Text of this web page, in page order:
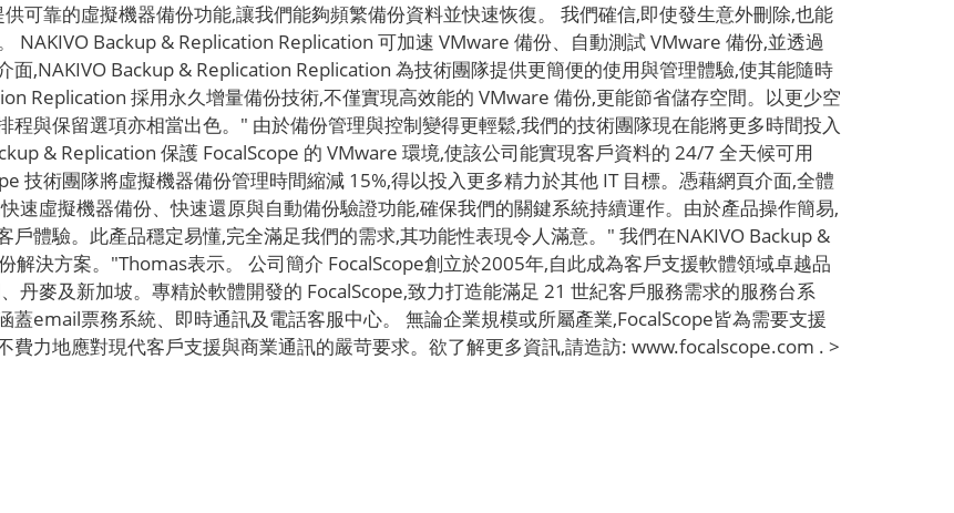
可靠的虛擬機器備份功能,讓我們能夠頻繁備份資料並快速恢復。 我們確信,即使發生意外刪除,也能
NAKIVO Backup & Replication Replication 可加速 VMware 備份、自動測試 VMware 備份,並透過
,NAKIVO Backup & Replication Replication 為技術團隊提供更簡便的使用與管理體驗,使其能隨時
Replication 採用永久增量備份技術,不僅實現高效能的 VMware 備份,更能節省儲存空間。以更少空
與保留選項亦相當出色。" 由於備份管理與控制變得更輕鬆,我們的技術團隊現在能將更多時間投入
& Replication 保護 FocalScope 的 VMware 環境,使該公司能實現客戶資料的 24/7 全天候可用
技術團隊將虛擬機器備份管理時間縮減 15%,得以投入更多精力於其他 IT 目標。憑藉網頁介面,全體
速虛擬機器備份、快速還原與自動備份驗證功能,確保我們的關鍵系統持續運作。由於產品操作簡易,
體驗。此產品穩定易懂,完全滿足我們的需求,其功能性表現令人滿意。" 我們在NAKIVO Backup &
決方案。"Thomas表示。 公司簡介 FocalScope創立於2005年,自此成為客戶支援軟體領域卓越品
丹麥及新加坡。專精於軟體開發的 FocalScope,致力打造能滿足 21 世紀客戶服務需求的服務台系
email票務系統、即時通訊及電話客服中心。 無論企業規模或所屬產業,FocalScope皆為需要支援
費力地應對現代客戶支援與商業通訊的嚴苛要求。欲了解更多資訊,請造訪: www.focalscope.com . >